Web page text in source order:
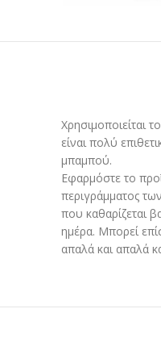
Χρησιμοποιείται
είναι πολύ
μπαμπού.
Εφαρμόστε το
περιγράμματος
που καθαρίζεται
ημέρα. Μπορεί
απαλά και απαλά